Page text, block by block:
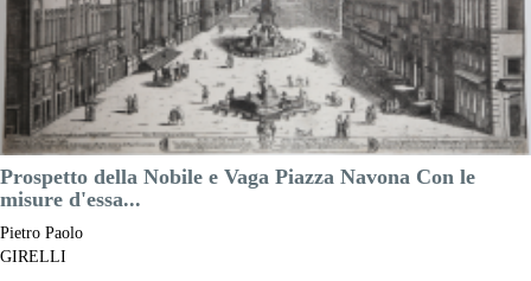
Anteprima
DESCRIZIONE
Prospetto della Nobile e Vaga Piazza Navona Con le
misure d'essa...
Pietro Paolo
GIRELLI